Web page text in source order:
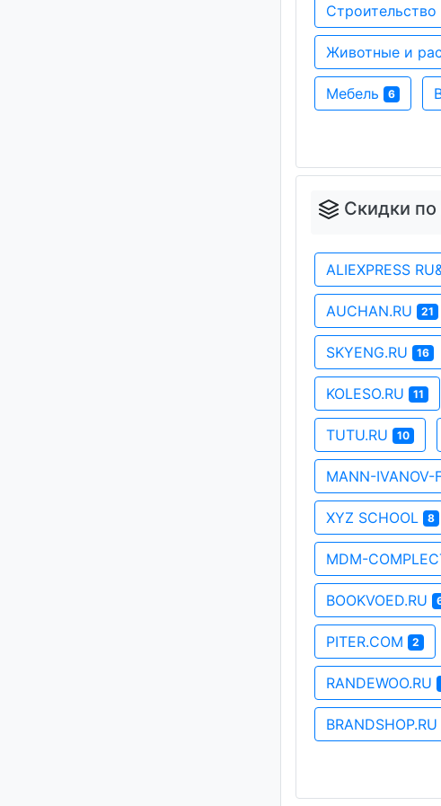
Животные и
Мебель 6
Скидки по
ALIEXPRESS
AUCHAN.RU 21
SKYENG.RU 16
KOLESO.RU 11
TUTU.RU 10
MANN-IVANOV-
XYZ SCHOOL 8
MDM-
BOOKVOED.RU
PITER.COM 2
RANDEWOO.RU
BRANDSHOP.RU